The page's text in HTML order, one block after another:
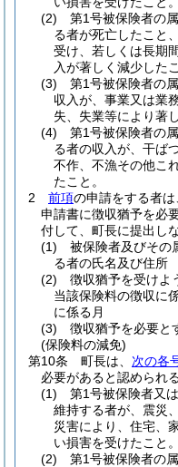
(2)
第1号被保険者の
る者が死亡したこと
受け、若しくは長期
入が著しく減少したこ
(3)
第1号被保険者の
収入が、事業又は業
失、失業等により著
(4)
第1号被保険者の
る者の収入が、干ば
不作、不漁その他こ
たこと。
2
前項の申請をする者は
申請書に徴収猶予を必
付して、町長に提出し
(1)
被保険者及びその
る者の氏名及び住所
(2)
徴収猶予を受けよ
当該保険料の徴収に
に係る月
(3)
徴収猶予を必要と
(保険料の減免)
第10条
町長は、 次の各
必要があると認められ
(1)
第1号被保険者又
維持する者が、震災
災害により、住宅、
い損害を受けたこと。
(2)
第1号被保険者の